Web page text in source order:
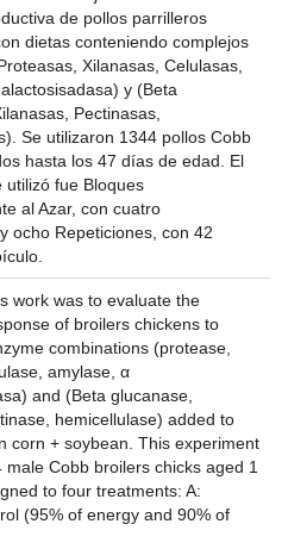
de pollos parrilleros
dietas conteniendo complejos
Xilanasas, Celulasas,
y (Beta
Pectinasas,
Se utilizaron 1344 pollos Cobb
hasta los 47 días de edad. El
utilizó fue Bloques
al Azar, con cuatro
ocho Repeticiones, con 42
work was to evaluate the
of broilers chickens to
combinations (protease,
amylase, α
and (Beta glucanase,
hemicellulase) added to
corn + soybean. This experiment
male Cobb broilers chicks aged 1
to four treatments: A:
(95% of energy and 90% of